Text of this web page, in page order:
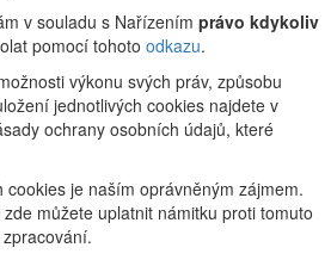
v souladu s Nařízením právo kdykoliv
pomocí tohoto odkazu.
výkonu svých práv, způsobu
jednotlivých cookies najdete v
ochrany osobních údajů, které
je naším oprávněným zájmem.
můžete uplatnit námitku proti tomuto